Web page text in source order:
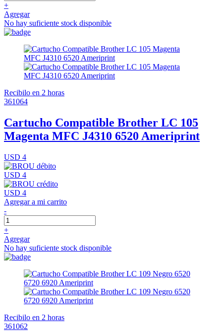
+
Agregar
No hay suficiente stock disponible
Recibilo en 2 horas
361064
Cartucho Compatible Brother LC 105
Magenta MFC J4310 6520 Ameriprint
USD 4
USD 4
USD 4
Agregar a mi carrito
-
+
Agregar
No hay suficiente stock disponible
Recibilo en 2 horas
361062